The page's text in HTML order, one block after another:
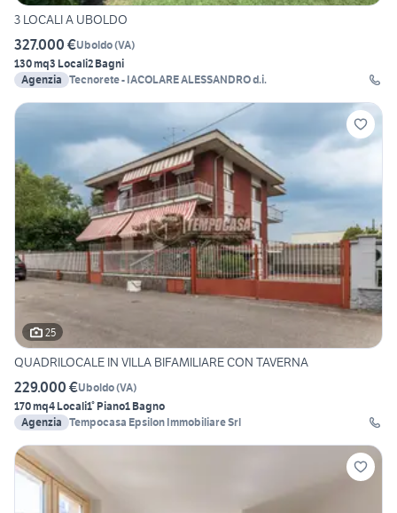
3 LOCALI A UBOLDO
327.000 €Uboldo(VA)
130 mq3 Locali2 Bagni
Agenzia Tecnorete - IACOLARE ALESSANDRO d.i.
25
QUADRILOCALE IN VILLA BIFAMILIARE CON TAVERNA
229.000 €Uboldo(VA)
170 mq4 Locali1° Piano1 Bagno
Agenzia Tempocasa Epsilon Immobiliare Srl